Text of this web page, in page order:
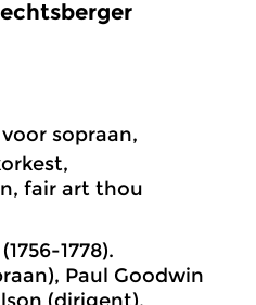
sopraan,
fair art thou
1778).
Paul Goodwin